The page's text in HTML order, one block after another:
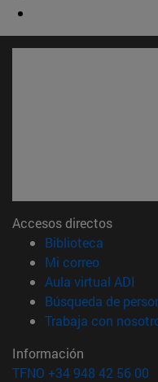
Accesos directos
Biblioteca
Mi correo(abre en
Aula virtual ADI
Búsqueda de
Trabaja con
Información
TFNO +34 948 42 56 00